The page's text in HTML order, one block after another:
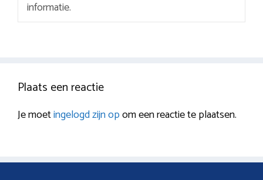
informatie.
Plaats een reactie
Je moetingelogd zijn opom een reactie te plaatsen.